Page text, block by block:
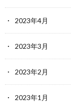
2023年4月
2023年3月
2023年2月
2023年1月